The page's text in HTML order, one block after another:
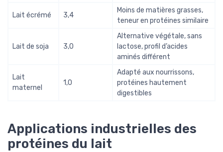
Lait écrémé 3,4
Moins de matières grasses,
teneur en protéines similaire
Lait de soja 3,0
Alternative végétale, sans
lactose, profil d’acides
aminés différent
Lait
maternel
1,0
Adapté aux nourrissons,
protéines hautement
digestibles
Applications industrielles des
protéines du lait